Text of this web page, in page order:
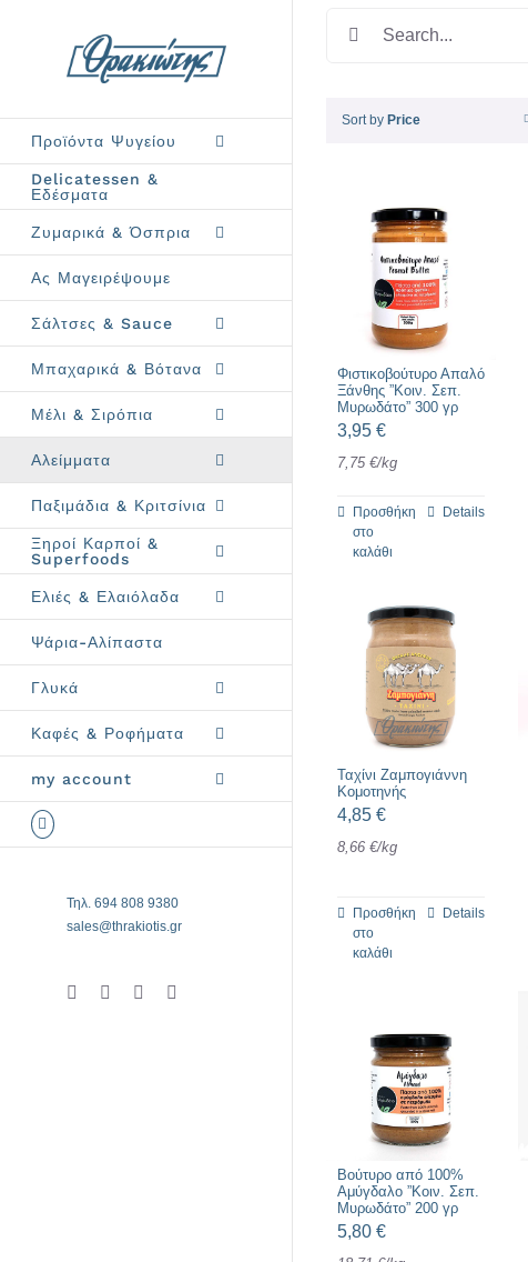
Προϊόντα Ψυγείου
Delicatessen &
Εδέσματα
Ζυμαρικά & Όσπρια
Ας Μαγειρέψουμε
Σάλτσες & Sauce
Μπαχαρικά & Βότανα
Μέλι & Σιρόπια
Αλείμματα
Παξιμάδια & Κριτσίνια
Ξηροί Καρποί &
Superfoods
Ελιές & Ελαιόλαδα
Ψάρια-Αλίπαστα
Γλυκά
Καφές & Ροφήματα
my account
Τηλ. 694 808 9380
sales@thrakiotis.gr
Instagram Facebook
Sort by Price
Φιστικοβούτυρο Απαλό
Ξάνθης ”Κοιν. Σεπ.
Μυρωδάτο” 300 γρ
3,95 €
7,75 €/kg
Προσθήκη
στο
καλάθι
Details
Ταχίνι Ζαμπογιάννη
Κομοτηνής
4,85 €
8,66 €/kg
Προσθήκη
στο
καλάθι
Details
Βούτυρο από 100%
Αμύγδαλο ”Κοιν. Σεπ.
Μυρωδάτο” 200 γρ
5,80 €